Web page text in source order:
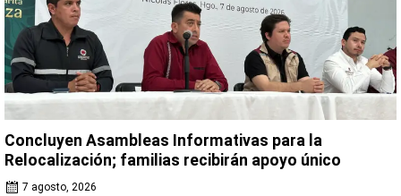
Concluyen Asambleas Informativas para la
Relocalización; familias recibirán apoyo único
7 agosto, 2026